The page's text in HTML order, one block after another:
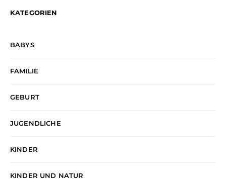
KATEGORIEN
BABYS
FAMILIE
GEBURT
JUGENDLICHE
KINDER
KINDER UND NATUR